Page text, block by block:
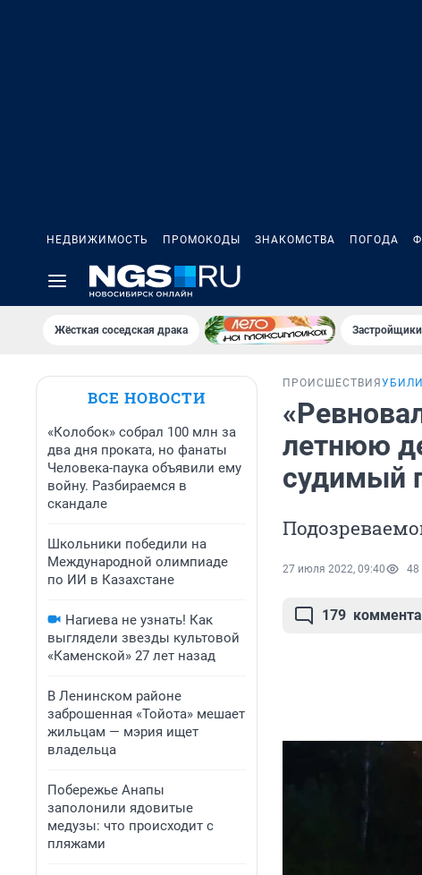
НЕДВИЖИМОСТЬ ПРОМОКОДЫ ЗНАКОМСТВА ПОГОДА
Жёсткая соседская драка Застройщики
ВСЕ НОВОСТИ
«Колобок» собрал 100 млн за
два дня проката, но фанаты
Человека-паука объявили ему
войну. Разбираемся в
скандале
Школьники победили на
Международной олимпиаде
по ИИ в Казахстане
Нагиева не узнать! Как
выглядели звезды культовой
«Каменской» 27 лет назад
В Ленинском районе
заброшенная «Тойота» мешает
жильцам — мэрия ищет
владельца
Побережье Анапы
заполонили ядовитые
медузы: что происходит с
пляжами
ПРОИСШЕСТВИЯ
летнюю
судимый
27 июля 2022, 09:40 48
179